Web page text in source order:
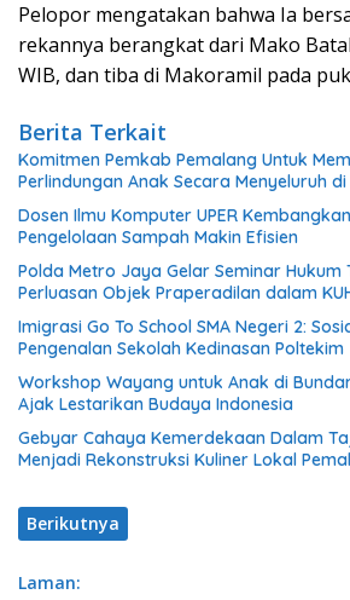
Pelopor mengatakan bahwa Ia
rekannya berangkat dari Mako
WIB, dan tiba di Makoramil pada
Berita Terkait
Komitmen Pemkab Pemalang Untuk
Perlindungan Anak Secara Menyeluruh
Dosen Ilmu Komputer UPER
Pengelolaan Sampah Makin Efisien
Polda Metro Jaya Gelar Seminar Hukum
Perluasan Objek Praperadilan dalam
Imigrasi Go To School SMA Negeri 2:
Pengenalan Sekolah Kedinasan Poltekim
Workshop Wayang untuk Anak di
Ajak Lestarikan Budaya Indonesia
Gebyar Cahaya Kemerdekaan Dalam
Menjadi Rekonstruksi Kuliner Lokal
Berikutnya
Laman: